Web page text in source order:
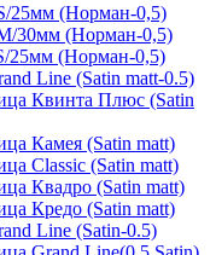
25мм (Норман-0,5)
30мм (Норман-0,5)
25мм (Норман-0,5)
Line (Satin matt-0.5)
Квинта Плюс (Satin
Камея (Satin matt)
Classic (Satin matt)
Квадро (Satin matt)
Кредо (Satin matt)
Line (Satin-0.5)